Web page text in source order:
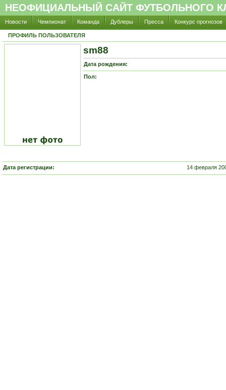
НЕОФИЦИАЛЬНЫЙ САЙТ ФУТБОЛЬНОГО
Новости Чемпионат Команда Дублеры Пресса Конкурс прогнозов
ПРОФИЛЬ ПОЛЬЗОВАТЕЛЯ
sm88
Дата рождения:
Пол:
Дата регистрации: 14 февраля